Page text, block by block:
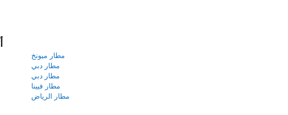
مطار ميونخ
مطار دبي
مطار دبي
مطار فيينا
مطار الرياض